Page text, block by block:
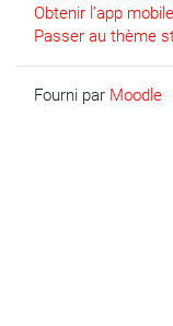
Obtenir l’app mobile
Passer au thème
Fourni par Moodle